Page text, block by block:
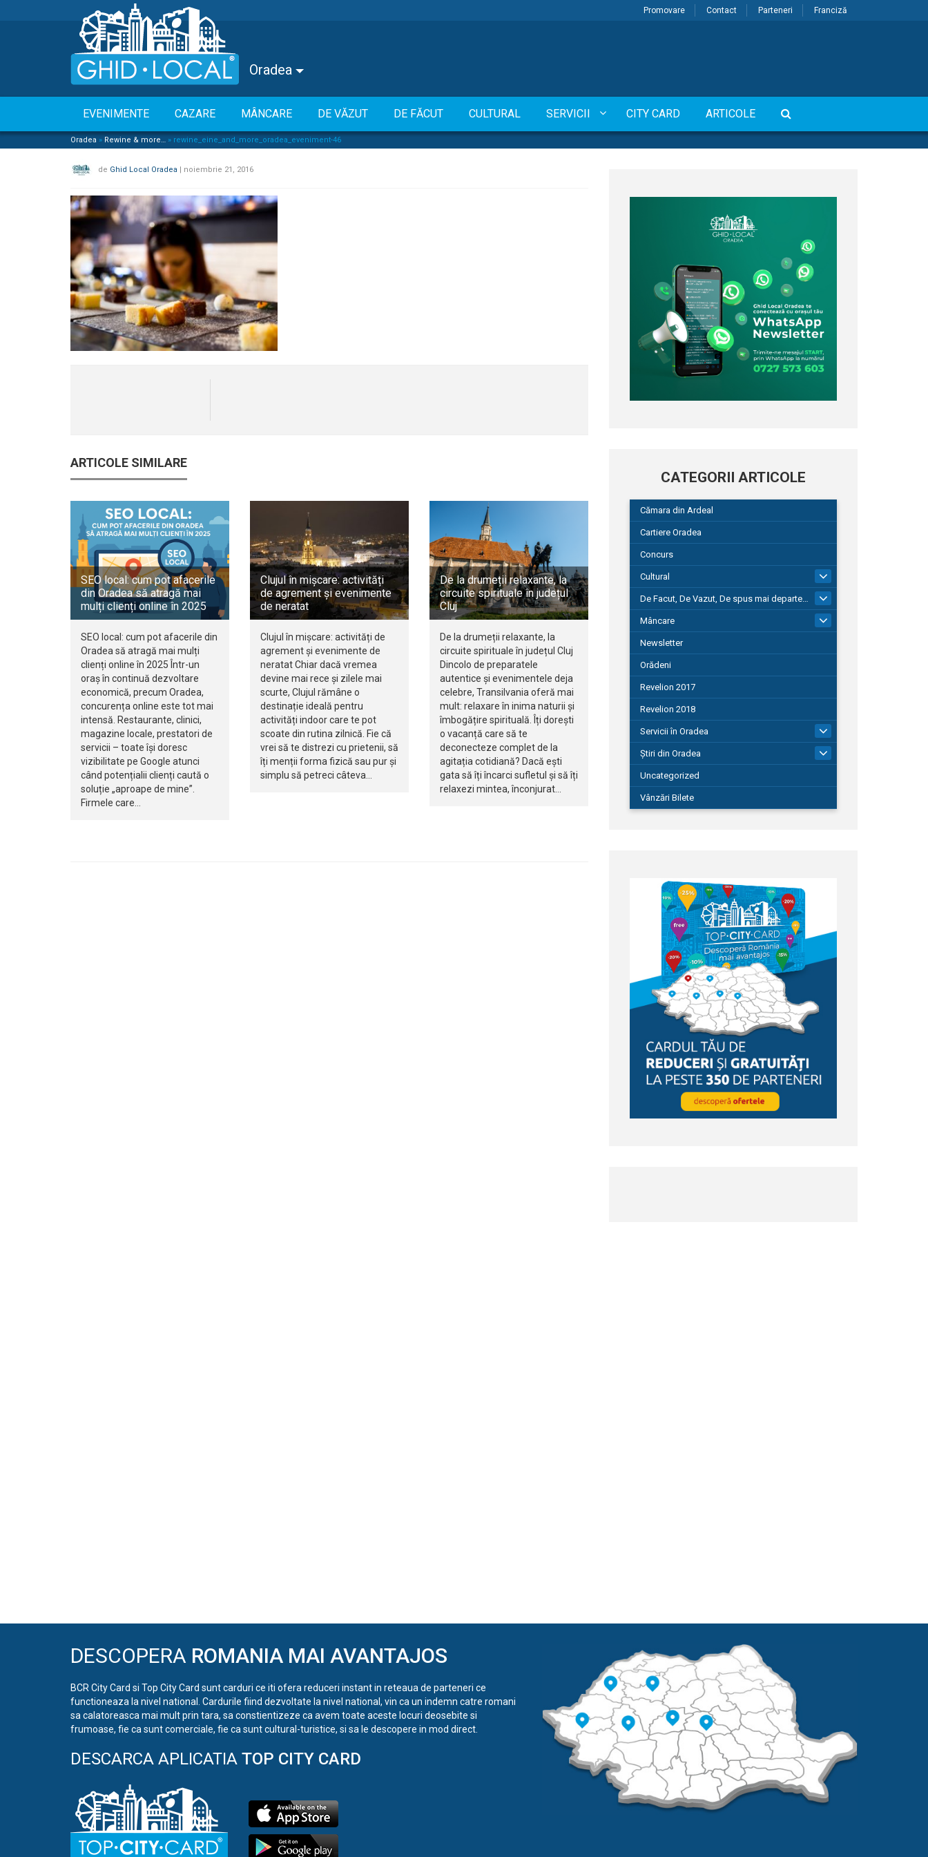
Promovare Contact Parteneri Franciză
Oradea
EVENIMENTE CAZARE MÂNCARE DE VĂZUT DE FĂCUT CULTURAL SERVICII CITY CARD ARTICOLE
Oradea » Rewine & more… » rewine_eine_and_more_oradea_eveniment-46
de Ghid Local Oradea | noiembrie 21, 2016
ARTICOLE SIMILARE
SEO local: cum pot afacerile
din Oradea să atragă mai
mulți clienți online în 2025
SEO local: cum pot afacerile din
Oradea să atragă mai mulți
clienți online în 2025 Într-un
oraș în continuă dezvoltare
economică, precum Oradea,
concurența online este tot mai
intensă. Restaurante, clinici,
magazine locale, prestatori de
servicii – toate își doresc
vizibilitate pe Google atunci
când potențialii clienți caută o
soluție „aproape de mine”.
Firmele care…
Clujul în mișcare: activități
de agrement și evenimente
de neratat
Clujul în mișcare: activități de
agrement și evenimente de
neratat Chiar dacă vremea
devine mai rece și zilele mai
scurte, Clujul rămâne o
destinație ideală pentru
activități indoor care te pot
scoate din rutina zilnică. Fie că
vrei să te distrezi cu prietenii, să
îți menții forma fizică sau pur și
simplu să petreci câteva…
De la drumeții relaxante, la
circuite spirituale în județul
Cluj
De la drumeții relaxante, la
circuite spirituale în județul Cluj
Dincolo de preparatele
autentice și evenimentele deja
celebre, Transilvania oferă mai
mult: relaxare în inima naturii și
îmbogățire spirituală. Îți dorești
o vacanță care să te
deconecteze complet de la
agitația cotidiană? Dacă ești
gata să îți încarci sufletul și să îți
relaxezi mintea, înconjurat…
CATEGORII ARTICOLE
Cămara din Ardeal
Cartiere Oradea
Concurs
Cultural
De Facut, De Vazut, De spus mai departe…
580
Mâncare
Newsletter
Orădeni
Revelion 2017
Revelion 2018
Servicii în Oradea
104
Știri din Oradea
1.127
Uncategorized
Vânzări Bilete
DESCOPERA ROMANIA MAI AVANTAJOS
BCR City Card si Top City Card sunt carduri ce iti ofera reduceri instant in reteaua de parteneri ce
functioneaza la nivel national. Cardurile fiind dezvoltate la nivel national, vin ca un indemn catre romani
sa calatoreasca mai mult prin tara, sa constientizeze ca avem toate aceste locuri deosebite si
frumoase, fie ca sunt comerciale, fie ca sunt cultural-turistice, si sa le descopere in mod direct.
DESCARCA APLICATIA TOP CITY CARD